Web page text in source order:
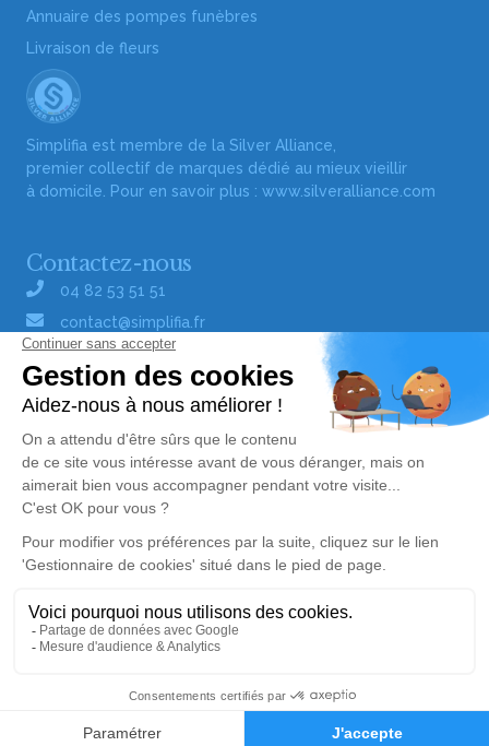
Alerte décès 86
Annuaire des pompes funèbres
Livraison de fleurs
Simplifia est membre de la Silver Alliance,
premier collectif de marques dédié au mieux vieillir
à domicile. Pour en savoir plus : www.silveralliance.com
Contactez-nous
04 82 53 51 51
contact@simplifia.fr
Réseaux sociaux
Liens utiles
Publier un avis de décès
Signaler un abus/une erreur
Consultez nos offres d'emploi
Politique de traitement des données
Mentions légales